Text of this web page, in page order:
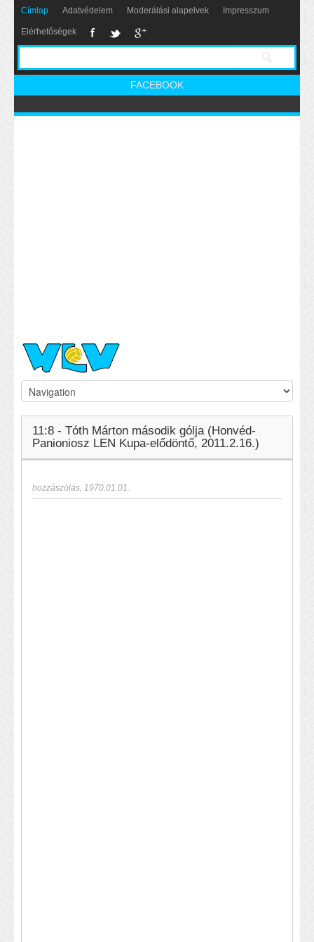
Címlap Adatvédelem Moderálási alapelvek Impresszum
Elérhetőségek
FACEBOOK
11:8 - Tóth Márton második gólja (Honvéd-
Panioniosz LEN Kupa-elődöntő, 2011.2.16.)
hozzászólás, 1970.01.01.